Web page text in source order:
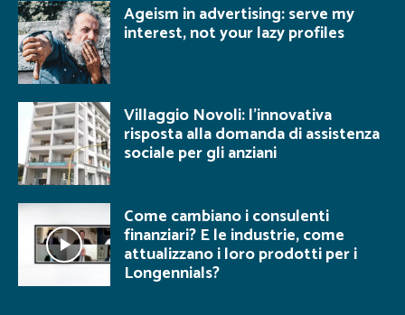
Ageism in advertising: serve my
interest, not your lazy profiles
Villaggio Novoli: l’innovativa
risposta alla domanda di assistenza
sociale per gli anziani
Come cambiano i consulenti
finanziari? E le industrie, come
attualizzano i loro prodotti per i
Longennials?